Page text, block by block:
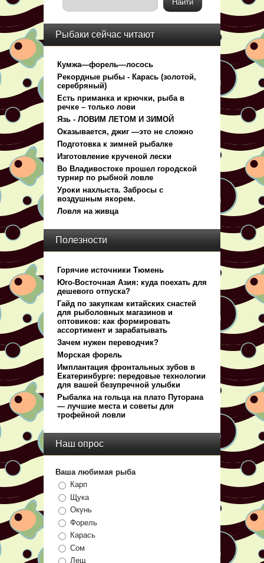
Рыбаки сейчас читают
Кумжа—форель—лосось
Рекордные рыбы - Карась (золотой,
серебряный)
Есть приманка и крючки, рыба в
речке – только лови
Язь - ЛОВИМ ЛЕТОМ И ЗИМОЙ
Оказывается, джиг —это не сложно
Подготовка к зимней рыбалке
Изготовление крученой лески
Во Владивостоке прошел городской
турнир по рыбной ловле
Уроки нахлыста. Забросы с
воздушным якорем.
Ловля на живца
Полезности
Горячие источники Тюмень
Юго-Восточная Азия: куда поехать для
дешевого отпуска?
Гайд по закупкам китайских снастей
для рыболовных магазинов и
оптовиков: как формировать
ассортимент и зарабатывать
Зачем нужен переводчик?
Морская форель
Имплантация фронтальных зубов в
Екатеринбурге: передовые технологии
для вашей безупречной улыбки
Рыбалка на гольца на плато Путорана
— лучшие места и советы для
трофейной ловли
Наш опрос
Ваша любимая рыба
Карп
Щука
Окунь
Форель
Карась
Сом
Лещ